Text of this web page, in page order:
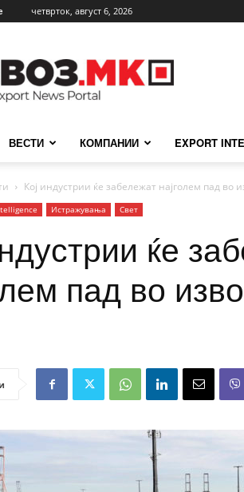
четврток, август 6, 2026
ВЕСТИ КОМПАНИИ EXPORT
Кој индустрии ќе забележат најголем пад во
Истражувања Свет
ќе
пад во